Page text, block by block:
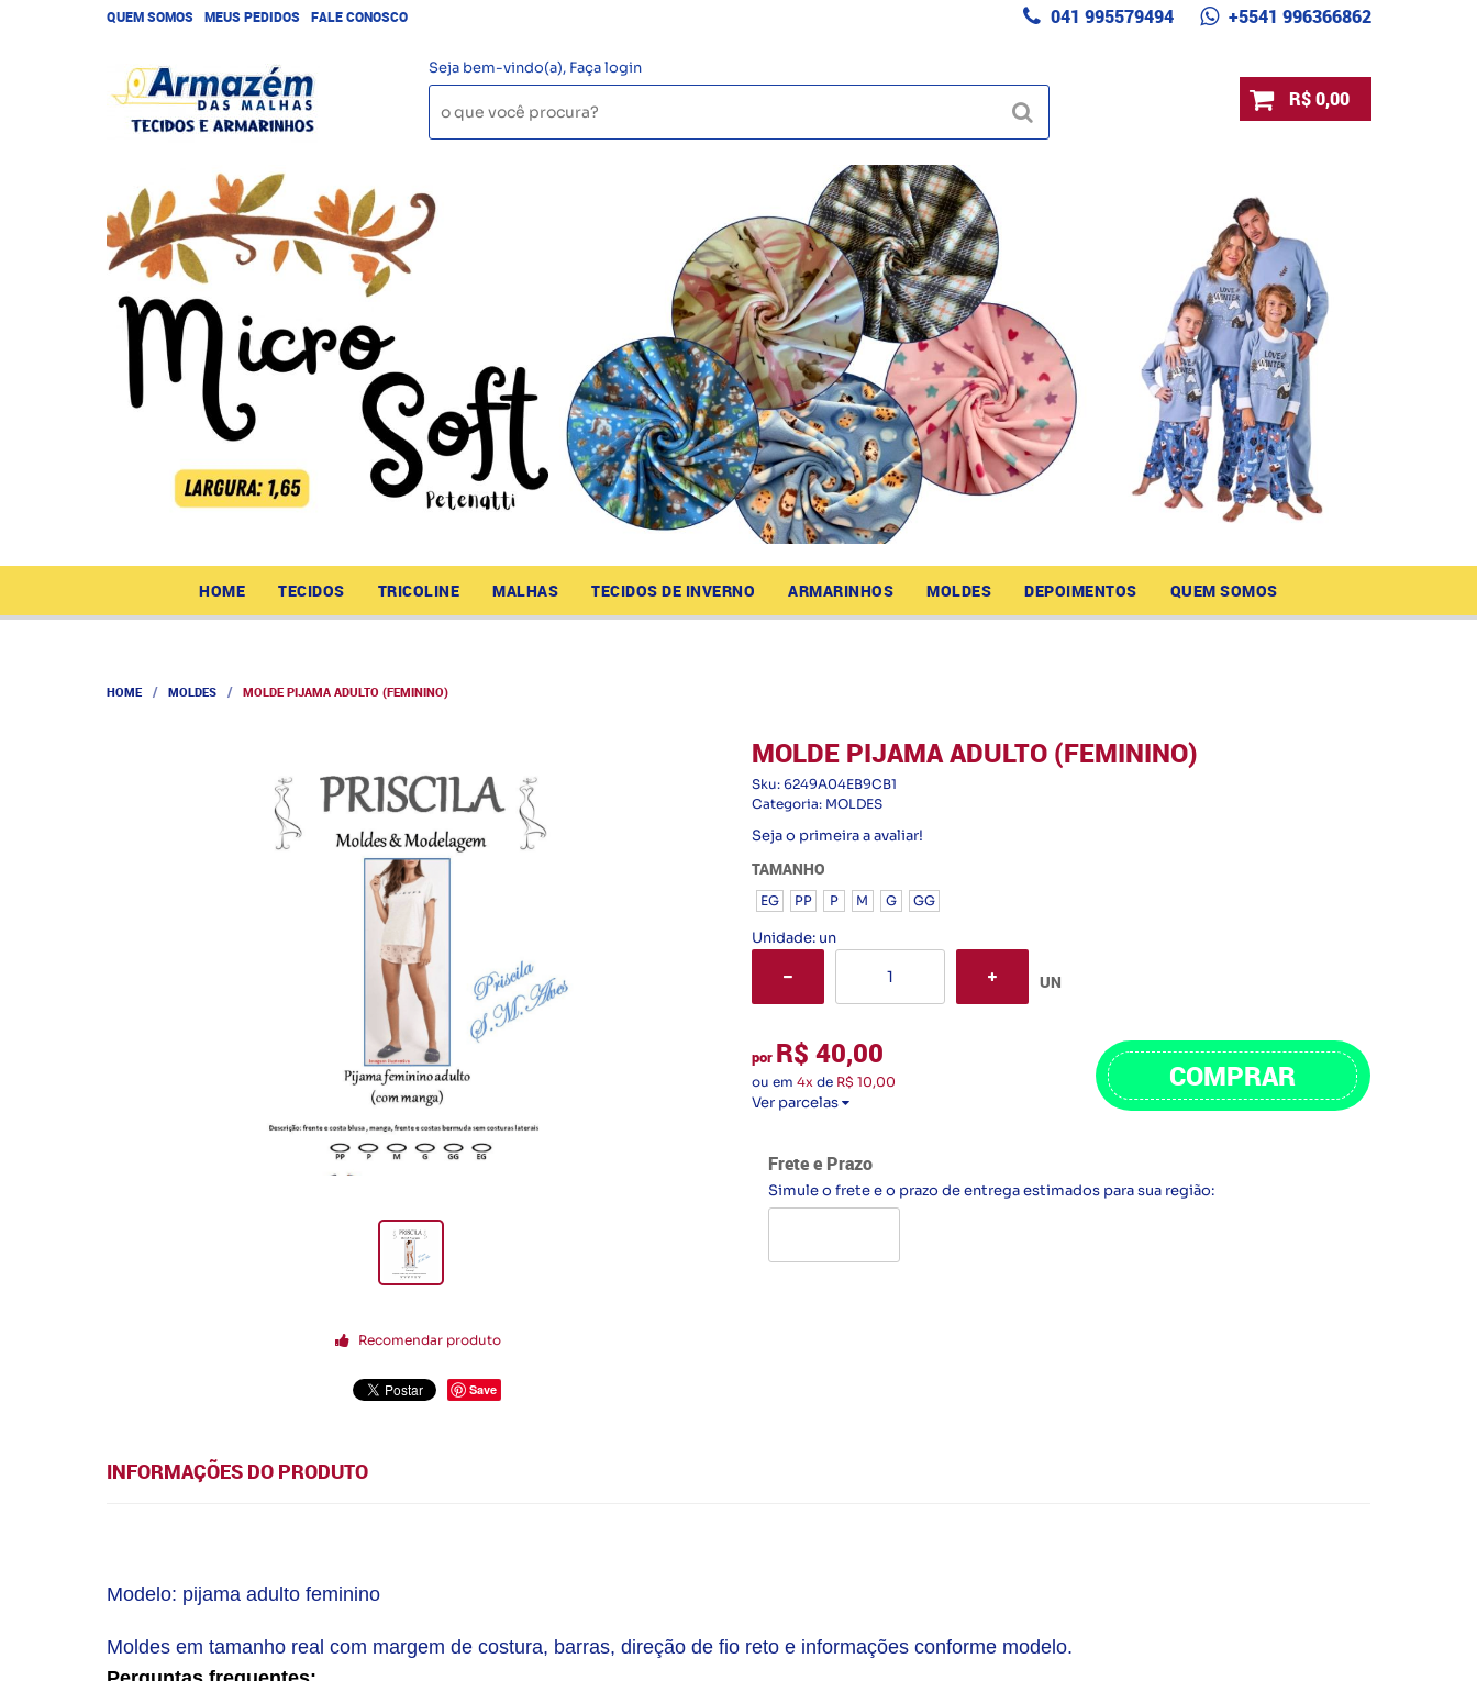
QUEM SOMOS MEUS PEDIDOS FALE CONOSCO 041 995579494 +5541 996366862
Seja bem-vindo(a), Faça login
R$ 0,00
HOME TECIDOS TRICOLINE MALHAS TECIDOS DE INVERNO ARMARINHOS MOLDES DEPOIMENTOS QUEM SOMOS
HOME MOLDES MOLDE PIJAMA ADULTO (FEMININO)
Recomendar produto
Save
MOLDE PIJAMA ADULTO (FEMININO)
Sku: 6249A04EB9CB1
Categoria: MOLDES
Seja o primeira a avaliar!
TAMANHO
EG PP P M G GG
Unidade: un
UN
por R$ 40,00
ou em 4xde R$ 10,00
Ver parcelas
COMPRAR
Frete e Prazo
Simule o frete e o prazo de entrega estimados para sua região:
INFORMAÇÕES DO PRODUTO
Modelo: pijama adulto feminino
Moldes em tamanho real com margem de costura, barras, direção de fio reto e informações conforme modelo.